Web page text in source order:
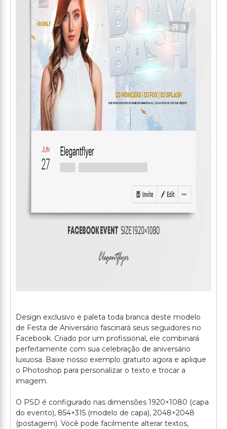
Design exclusivo e paleta toda branca deste modelo
de Festa de Aniversário fascinará seus seguidores no
Facebook. Criado por um profissional, ele combinará
perfeitamente com sua celebração de aniversário
luxuosa. Baixe nosso exemplo gratuito agora e aplique
o Photoshop para personalizar o texto e trocar a
imagem.
O PSD é configurado nas dimensões 1920×1080 (capa
do evento), 854×315 (modelo de capa), 2048×2048
(postagem). Você pode facilmente alterar textos,